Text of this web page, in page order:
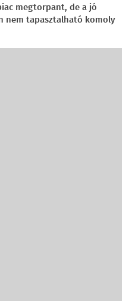
megtorpant, de a jó
nem tapasztalható komoly